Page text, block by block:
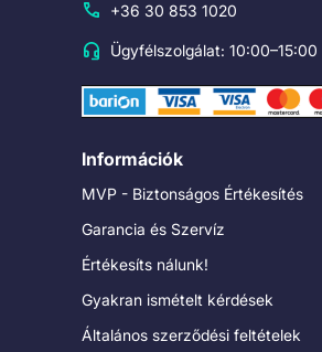
+36 30 853 1020
Ügyfélszolgálat: 10:00–15:00
Információk
MVP - Biztonságos Értékesítés
Garancia és Szervíz
Értékesíts nálunk!
Gyakran ismételt kérdések
Általános szerződési feltételek